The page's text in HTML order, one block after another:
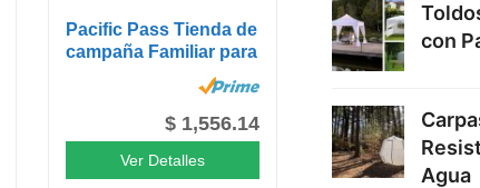
Pacific Pass Tienda de
campaña Familiar para
$ 1,556.14
Ver Detalles
con
Agua